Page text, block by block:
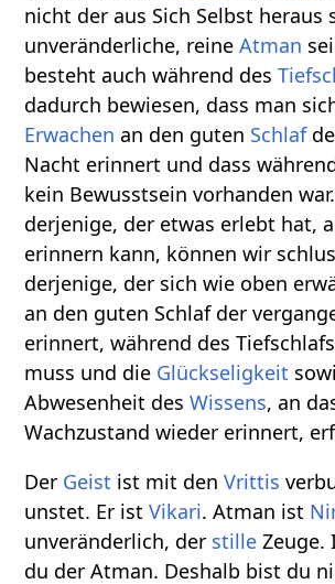
nicht der aus Sich Selbst heraus
unveränderliche, reineAtman
besteht auch während des
dadurch bewiesen, dass man
Erwachen an den guten Schlaf
Nacht erinnert und dass
kein Bewusstsein vorhanden
derjenige, der etwas erlebt hat,
erinnern kann, können wir
derjenige, der sich wie oben
an den guten Schlaf der
erinnert, während des
muss und die Glückseligkeit
Abwesenheit desWissens, an
Wachzustand wieder erinnert,
Der Geist ist mit denVrittis
unstet. Er istVikari. Atman ist
unveränderlich, der stille
du der Atman. Deshalb bist du